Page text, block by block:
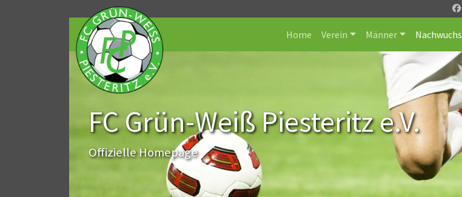
Home Verein Männer Nachwuchs
FC Grün-Weiß Piesteritz e.V.
Offizielle Homepage